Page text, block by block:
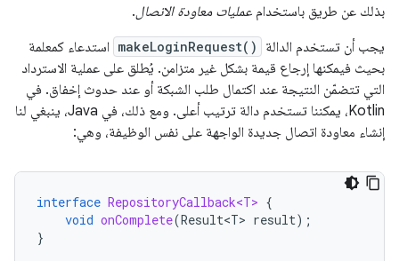
بذلك عن طريق باستخدام عمليات معاودة الاتصال.
يجب أن تستخدم الدالة
makeLoginRequest() استدعاء كمعلمة
بحيث فيمكنها إرجاع قيمة بشكل غير متزامن. يُطلق على عملية الاسترداد
التي تتضمّن النتيجة عند اكتمال طلب الشبكة أو عند حدوث إخفاق. في
Kotlin، يمكننا تستخدم دالة ترتيب أعلى. ومع ذلك، في Java، ينبغي لنا
إنشاء معاودة اتصال جديدة الواجهة على نفس الوظيفة، وهي:
interface RepositoryCallback<T> {
void onComplete(Result<T> result);
}